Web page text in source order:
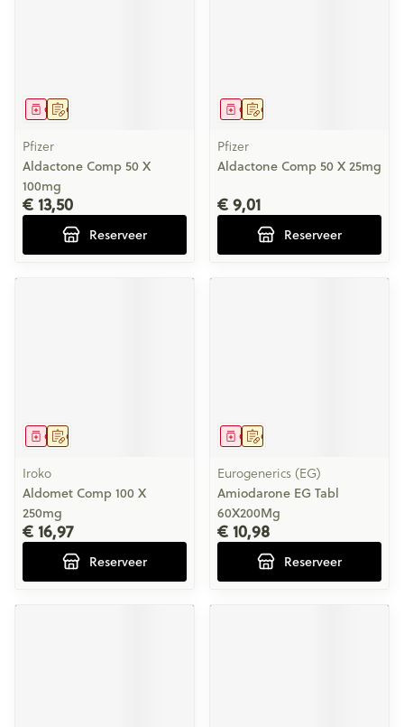
Op voorschrift
Geneesmiddel
Pfizer
Aldactone Comp 50 X
100mg
€ 13,50
Reserveer
Op voorschrift
Geneesmiddel
Pfizer
Aldactone Comp 50 X 25mg
€ 9,01
Reserveer
Op voorschrift
Geneesmiddel
Iroko
Aldomet Comp 100 X
250mg
€ 16,97
Reserveer
Op voorschrift
Geneesmiddel
Eurogenerics (EG)
Amiodarone EG Tabl
60X200Mg
€ 10,98
Reserveer